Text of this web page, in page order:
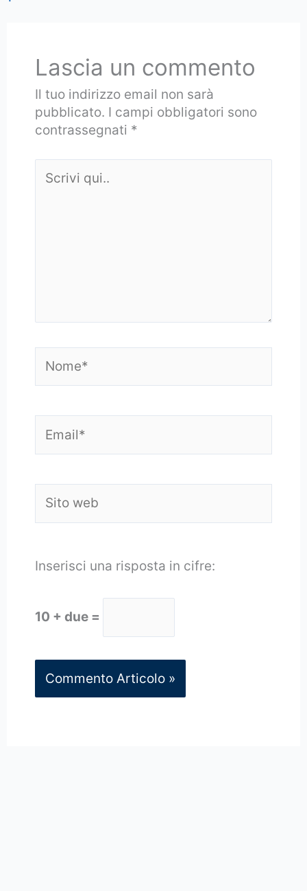
Lascia un commento
Il tuo indirizzo email non sarà
pubblicato. I campi obbligatori sono
contrassegnati *
qui..
web
Inserisci una risposta in cifre:
10 + due =